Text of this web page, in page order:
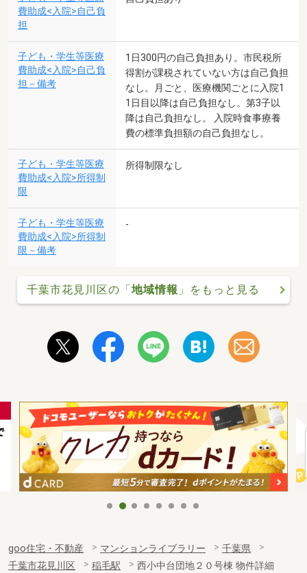
費助成<入院>自己負
担
子ども・学生等医療
費助成<入院>自己負
担－備考
1日300円の自己負担あり。市民税所
得割が課税されていない方は自己負担
なし。月ごと、医療機関ごとに入院1
1日目以降は自己負担なし。第3子以
降は自己負担なし。 入院時食事療養
費の標準負担額の自己負担なし。
子ども・学生等医療
費助成<入院>所得制
限
所得制限なし
子ども・学生等医療
費助成<入院>所得制
限－備考
-
千葉市花見川区の「地域情報 」をもっと見る
goo住宅・不動産 マンションライブラリー
千葉県
千葉市花見川区
稲毛駅 西小中台団地２０号棟 物件詳細